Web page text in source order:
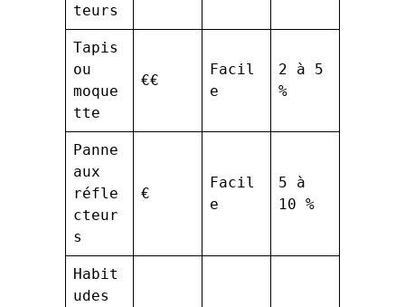
teurs
Tapis
ou
moque
tte
€€
Facil
e
2 à 5
%
Panne
aux
réfle
cteur
s
€
Facil
e
5 à
10 %
Habit
udes